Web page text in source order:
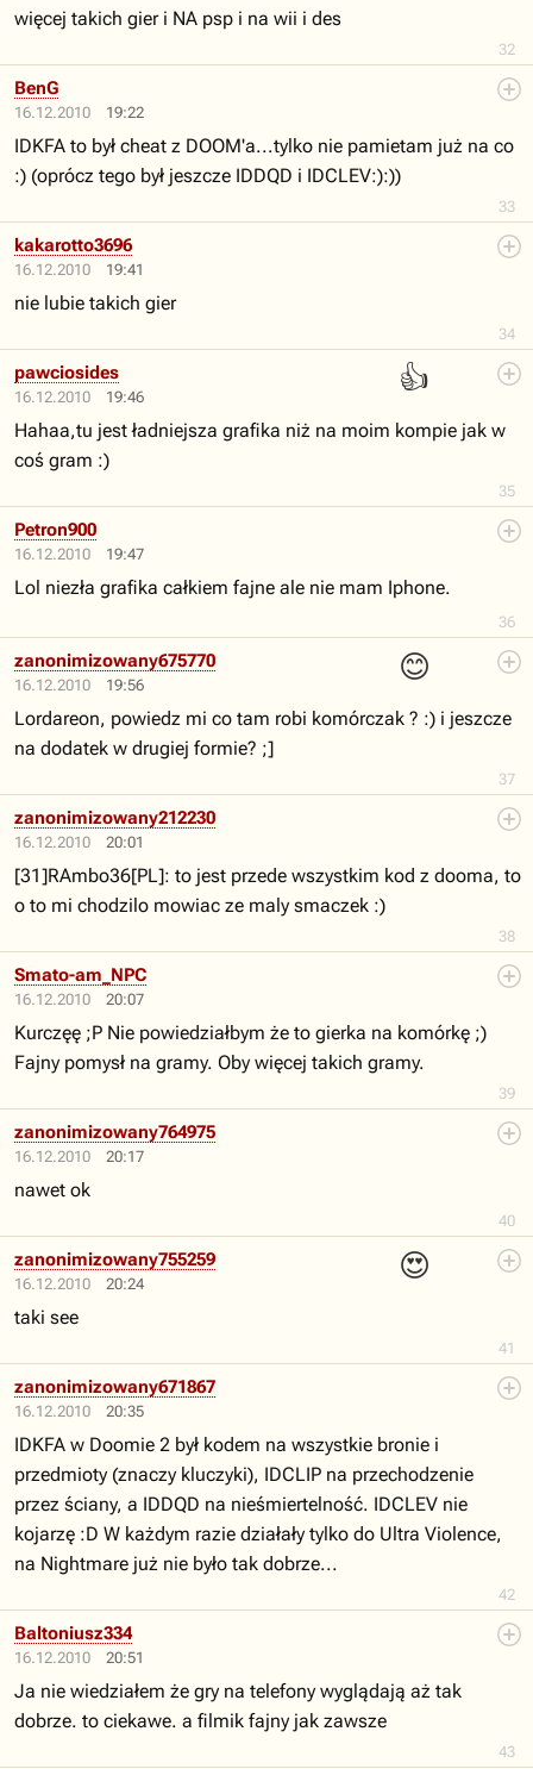
32
więcej takich gier i NA psp i na wii i des
16.12.2010 19:22
33
BenG
IDKFA to był cheat z DOOM'a...tylko nie pamietam już na co
:) (oprócz tego był jeszcze IDDQD i IDCLEV:):))
16.12.2010 19:41
34
kakarotto3696
nie lubie takich gier
16.12.2010 19:46
👍
35
pawciosides
Hahaa,tu jest ładniejsza grafika niż na moim kompie jak w
coś gram :)
16.12.2010 19:47
36
Petron900
Lol niezła grafika całkiem fajne ale nie mam Iphone.
16.12.2010 19:56
😊
37
zanonimizowany675770
Lordareon, powiedz mi co tam robi komórczak ? :) i jeszcze
na dodatek w drugiej formie? ;]
16.12.2010 20:01
38
zanonimizowany212230
[31]RAmbo36[PL]: to jest przede wszystkim kod z dooma, to
o to mi chodzilo mowiac ze maly smaczek :)
16.12.2010 20:07
39
Smato-am_NPC
Kurczęę ;P Nie powiedziałbym że to gierka na komórkę ;)
Fajny pomysł na gramy. Oby więcej takich gramy.
16.12.2010 20:17
40
zanonimizowany764975
nawet ok
16.12.2010 20:24
😍
41
zanonimizowany755259
taki see
16.12.2010 20:35
42
zanonimizowany671867
IDKFA w Doomie 2 był kodem na wszystkie bronie i
przedmioty (znaczy kluczyki), IDCLIP na przechodzenie
przez ściany, a IDDQD na nieśmiertelność. IDCLEV nie
kojarzę :D W każdym razie działały tylko do Ultra Violence,
na Nightmare już nie było tak dobrze...
16.12.2010 20:51
43
Baltoniusz334
Ja nie wiedziałem że gry na telefony wyglądają aż tak
dobrze. to ciekawe. a filmik fajny jak zawsze